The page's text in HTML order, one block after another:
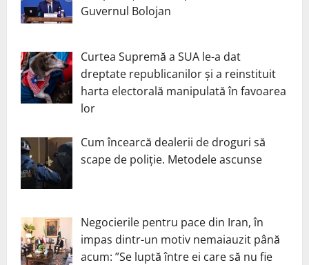
Guvernul Bolojan
Curtea Supremă a SUA le-a dat
dreptate republicanilor și a reinstituit
harta electorală manipulată în favoarea
lor
Cum încearcă dealerii de droguri să
scape de poliție. Metodele ascunse
Negocierile pentru pace din Iran, în
impas dintr-un motiv nemaiauzit până
acum: ”Se luptă între ei care să nu fie